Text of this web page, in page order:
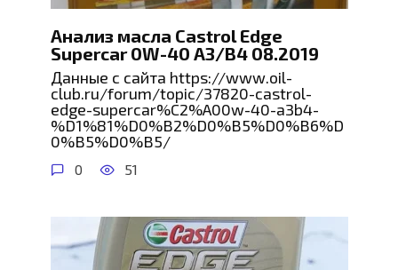
Анализ масла Castrol Edge
Supercar 0W-40 A3/B4 08.2019
Данные с сайта https://www.oil-
club.ru/forum/topic/37820-castrol-
edge-supercar%C2%A00w-40-a3b4-
%D1%81%D0%B2%D0%B5%D0%B6%D
0%B5%D0%B5/
0 51